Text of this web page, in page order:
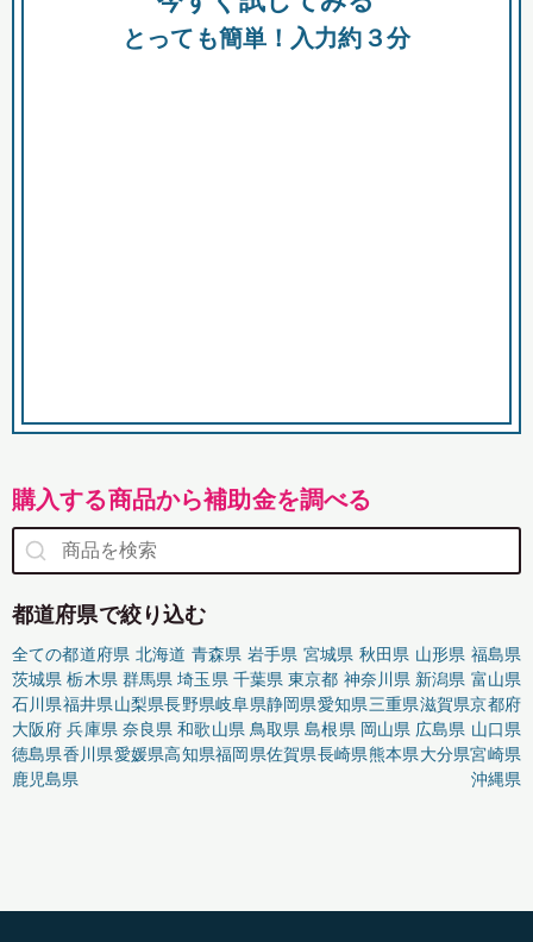
とっても簡単！入力約３分
購入する商品から補助金を調べる
都道府県で絞り込む
全ての都道府県 北海道 青森県 岩手県 宮城県 秋田県 山形県 福島県
茨城県 栃木県 群馬県 埼玉県 千葉県 東京都 神奈川県 新潟県 富山県
石川県福井県山梨県長野県岐阜県静岡県愛知県三重県滋賀県京都府
大阪府 兵庫県 奈良県 和歌山県 鳥取県 島根県 岡山県 広島県 山口県
徳島県香川県愛媛県高知県福岡県佐賀県長崎県熊本県大分県宮崎県
鹿児島県
沖縄県